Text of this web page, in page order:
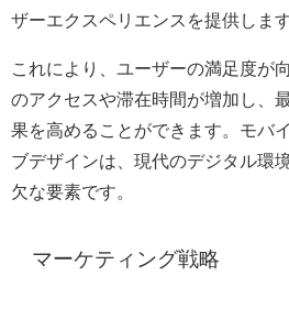
ザーエクスペリエンスを提供します
これにより、ユーザーの満足度が
のアクセスや滞在時間が増加し、
果を高めることができます。モバ
ブデザインは、現代のデジタル環
欠な要素です。
マーケティング戦略